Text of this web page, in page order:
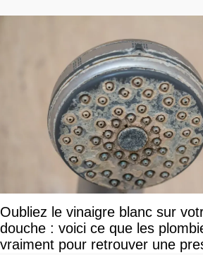
Oubliez le vinaigre blanc sur
douche : voici ce que les
vraiment pour retrouver une